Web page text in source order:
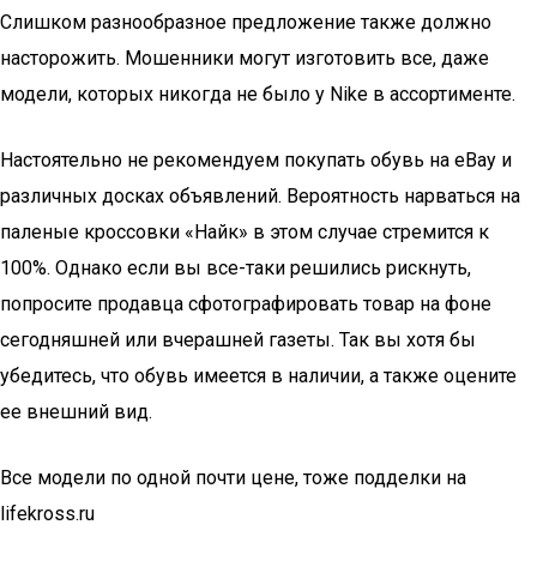
Слишком разнообразное предложение также должно
насторожить. Мошенники могут изготовить все, даже
модели, которых никогда не было у Nike в ассортименте.
Настоятельно не рекомендуем покупать обувь на eBay и
различных досках объявлений. Вероятность нарваться на
паленые кроссовки «Найк» в этом случае стремится к
100%. Однако если вы все-таки решились рискнуть,
попросите продавца сфотографировать товар на фоне
сегодняшней или вчерашней газеты. Так вы хотя бы
убедитесь, что обувь имеется в наличии, а также оцените
ее внешний вид.
Все модели по одной почти цене, тоже подделки на
lifekross.ru